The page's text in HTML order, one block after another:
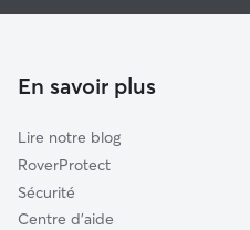
Viry-Châtillon
Épinay-sous-Sénart
Vigneux-sur-Seine
Athis-Mons
Yerres
Garderie pour chien à Évry
En savoir plus
Lire notre blog
RoverProtect
Sécurité
Centre d'aide